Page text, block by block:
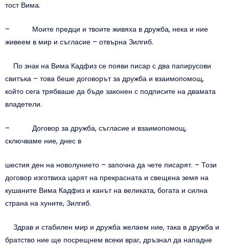
тост Вима.
– Моите предци и твоите живяха в дружба, нека и ние
живеем в мир и съгласие – отвърна Зилгиб.
По знак на Вима Кадфиз се появи писар с два папирусови
свитъка – това беше договорът за дружба и взаимопомощ,
който сега трябваше да бъде законен с подписите на двамата
владетели.
– Договор за дружба, съгласие и взаимопомощ,
сключваме ние, днес в
шестия ден на новолунието – започна да чете писарят. – Този
договор изготвиха царят на прекрасната и свещена земя на
кушаните Вима Кадфиз и канът на великата, богата и силна
страна на хуните, Зилгиб.
Здрав и стабилен мир и дружба желаем ние, така в дружба и
братство ние ще посрещнем всеки враг, дръзнал да нападне